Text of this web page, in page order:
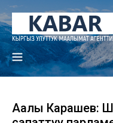
Аалы Карашев: